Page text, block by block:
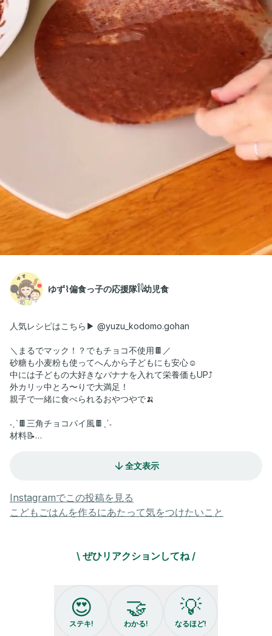
ゆず⌇偏食っ子の応援隊𓌉𓇋幼児食
人気レシピはこちら▶︎ @yuzu_kodomo.gohan
＼まるでマック！？でもチョコ不使用🍫／
砂糖も小麦粉も使ってへんから子どもにも安心☺️
中には子どもの大好きなバナナを入れて栄養価もUP⤴︎
外カリッ中とろ〜りで大満足！
親子で一緒に食べられるおやつやで🍌
˗ˏˋ🍫三角チョコパイ風🍫ˎˊ˗
材料📝
Aはちみつ･････大さじ1
Aベーキングパウダー･････4g
Aココアパウダー･････7g
❶オーブンを180℃に予熱スタート
❺柔らかくなったら端を真ん中に向けて折りたたみ四角にし、真
ん中にバナナを乗せて三角に包み込む。
❻オーブンで180℃ 20分焼いたら完成！
全文表示
Instagramでこの投稿を見る
こどもごはんを作るにあたって気をつけたいこと
\ ぜひリアクションしてね /
😍
ステキ!
🤝
わかる!
💡
なるほど!